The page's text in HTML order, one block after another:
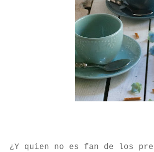
¿Y quien no es fan de los